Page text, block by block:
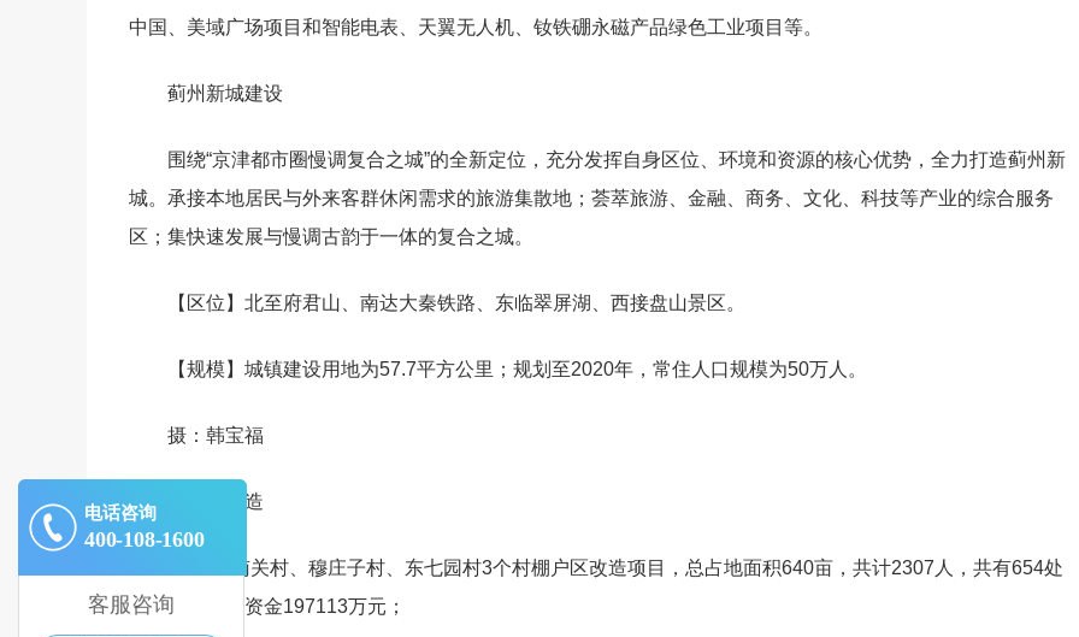
中国、美域广场项目和智能电表、天翼无人机、钕铁硼永磁产品绿色工业项目等。
蓟州新城建设
围绕“京津都市圈慢调复合之城”的全新定位，充分发挥自身区位、环境和资源的核心优势，全力打造蓟州新
城。承接本地居民与外来客群休闲需求的旅游集散地；荟萃旅游、金融、商务、文化、科技等产业的综合服务
区；集快速发展与慢调古韵于一体的复合之城。
【区位】北至府君山、南达大秦铁路、东临翠屏湖、西接盘山景区。
【规模】城镇建设用地为57.7平方公里；规划至2020年，常住人口规模为50万人。
摄：韩宝福
棚户区改造
渔阳镇-南关村、穆庄子村、东七园村3个村棚户区改造项目，总占地面积640亩，共计2307人，共有654处
宅基地，预算资金197113万元；
电话咨询
400-108-1600
客服咨询